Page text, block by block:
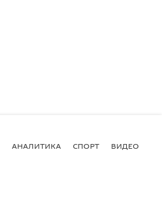
АНАЛИТИКА СПОРТ ВИДЕО